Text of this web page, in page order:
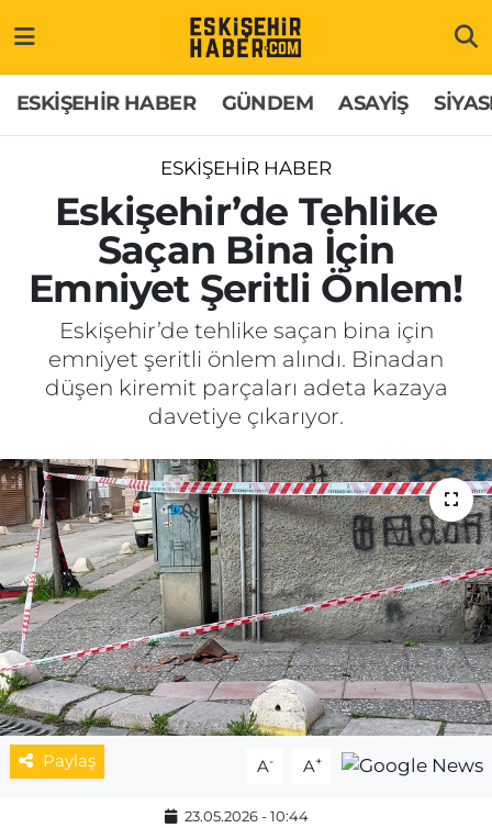
ESKİŞEHİR HABER GÜNDEM ASAYİŞ
ESKİŞEHİR HABER
Eskişehir’de Tehlike
Saçan Bina İçin
Emniyet Şeritli Önlem!
Eskişehir’de tehlike saçan bina için
emniyet şeritli önlem alındı. Binadan
düşen kiremit parçaları adeta kazaya
davetiye çıkarıyor.
Paylaş A- A+
23.05.2026 - 10:44
GÜNDEM
ASAYİŞ
SİYASET
EKONOMİ
SAĞLIK
SPOR
MAGAZİN
ESKİŞEHİRSPOR
Hakkımızda
İletişim
Künye
Odunpazarı Trafik Yoğunluk Haritası
Süper Lig Puan Durumu ve Fikstür
Tüm Manşetler
Son Dakika Haberleri
Haber Arşivi